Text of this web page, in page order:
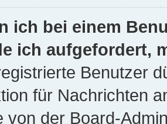
ich bei einem
ich aufgefordert,
Benutzer
für Nachrichten
von der Board-